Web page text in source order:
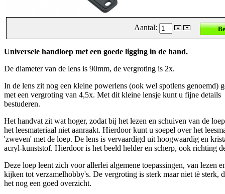
Aantal:
Universele handloep met een goede ligging in de hand.
De diameter van de lens is 90mm, de vergroting is 2x.
In de lens zit nog een kleine powerlens (ook wel spotlens genoemd)
met een vergroting van 4,5x. Met dit kleine lensje kunt u fijne details
bestuderen.
Het handvat zit wat hoger, zodat bij het lezen en schuiven van de
het leesmateriaal niet aanraakt. Hierdoor kunt u soepel over het
'zweven' met de loep. De lens is vervaardigd uit hoogwaardig en
acryl-kunststof. Hierdoor is het beeld helder en scherp, ook richting
Deze loep leent zich voor allerlei algemene toepassingen, van lezen
kijken tot verzamelhobby's. De vergroting is sterk maar niet tè sterk,
het nog een goed overzicht.